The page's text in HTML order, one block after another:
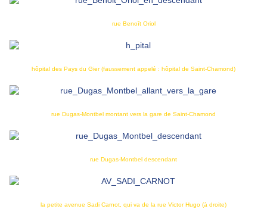
rue Benoît Oriol
hôpital des Pays du Gier (faussement appelé : hôpital de Saint-Chamond)
rue Dugas-Montbel montant vers la gare de Saint-Chamond
rue Dugas-Montbel descendant
la petite avenue Sadi Carnot, qui va de la rue Victor Hugo (à droite)